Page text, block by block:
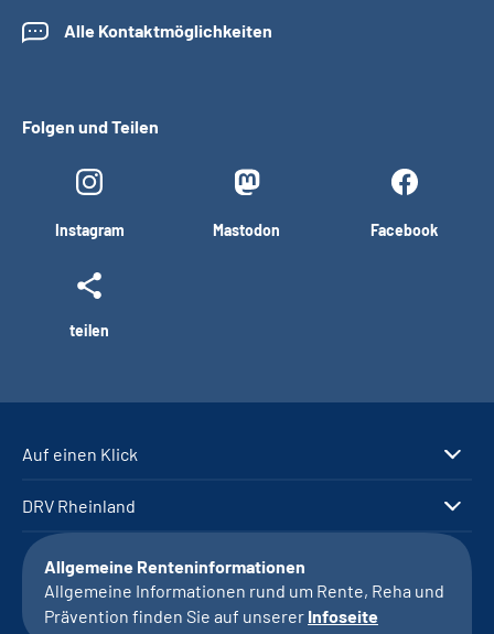
Alle Kontaktmöglichkeiten
Folgen und Teilen
Instagram Mastodon Facebook
teilen
Auf einen Klick
DRV Rheinland
Allgemeine Renteninformationen
Allgemeine Informationen rund um Rente, Reha und
Prävention finden Sie auf unserer Infoseite